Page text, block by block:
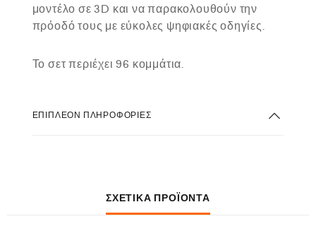
μοντέλο σε 3D και να παρακολουθούν την
πρόοδό τους με εύκολες ψηφιακές οδηγίες.
Το σετ περιέχει 96 κομμάτια.
ΕΠΙΠΛΈΟΝ ΠΛΗΡΟΦΟΡΊΕΣ
ΣΧΕΤΙΚΆ ΠΡΟΪΌΝΤΑ